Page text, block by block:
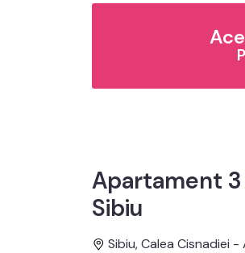
Apartament
Sibiu
Sibiu, Calea Cisnadiei